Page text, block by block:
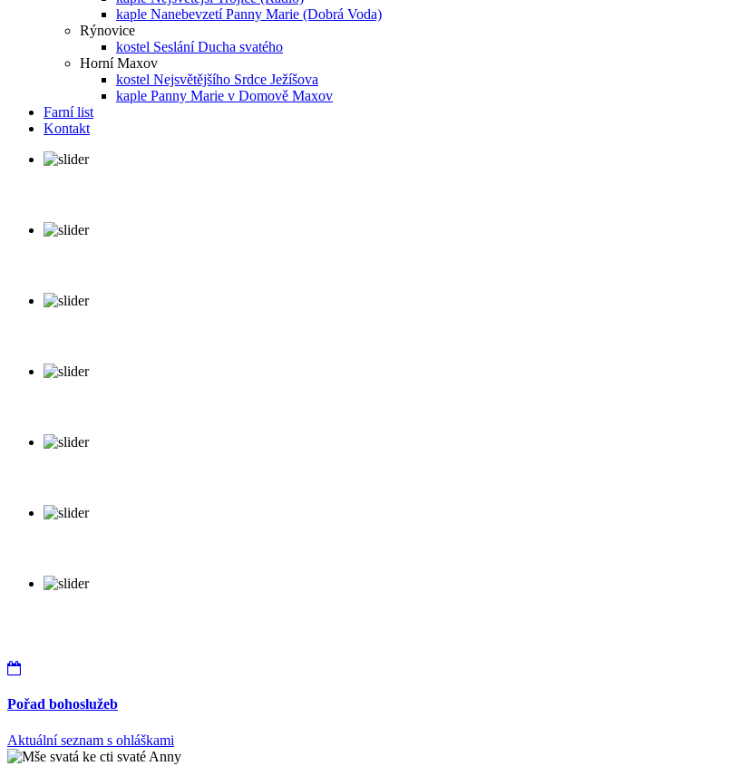
kaple Nanebevzetí Panny Marie (Dobrá Voda)
Rýnovice
kostel Seslání Ducha svatého
Horní Maxov
kostel Nejsvětějšího Srdce Ježíšova
kaple Panny Marie v Domově Maxov
Farní list
Kontakt
Pořad bohoslužeb
Aktuální seznam s ohláškami